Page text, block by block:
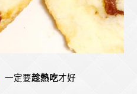
一定要趁熱吃才好